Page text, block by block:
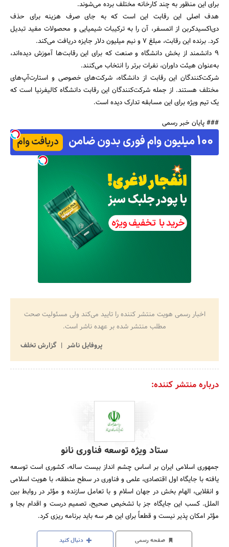
برای این منظور به چند کارخانه مختلف برده می‌شوند.
هدف اصلی این رقابت این است که به جای صرف هزینه برای حذف
دی‌اکسیدکربن از اتمسفر، آن را به ترکیبات شیمیایی و محصولات مفید تبدیل
کرد. برنده این رقابت، مبلغ 7 و نیم میلیون دلار جایزه دریافت می‌کند.
9 دانشمند از بخش دانشگاه و صنعت که برای این رقابت‌ها آموزش دیده‌اند،
به‌عنوان هیئت داوران، نفرات برتر را انتخاب می‌کنند.
شرکت‌کنندگان این رقابت از دانشگاه، شرکت‌های خصوصی و استارت‌آپ‌های
مختلف هستند. از جمله شرکت‌کنندگان این رقابت دانشگاه کالیفرنیا است که
یک تیم ویژه‌ برای این مسابقه تدارک دیده است.
### پایان خبر رسمی
اخبار رسمی هویت منتشر کننده را تایید می‌کند ولی مسئولیت صحت
مطلب منتشر شده بر عهده ناشر است.
پروفایل ناشر
گزارش تخلف
درباره منتشر کننده:
ستاد ویژه توسعه فناوری نانو
جمهوری اسلامی ایران بر اساس چشم انداز بیست ساله، کشوری است توسعه
یافته با جایگاه اول اقتصادی، علمی و فناوری در سطح منطقه، با هویت اسلامی
و انقلابی، الهام بخش در جهان اسلام و با تعامل سازنده و مؤثر در روابط بین
الملل. کسب این جایگاه جز با تشخیص صحیح، تصمیم درست و اقدام بجا و
مؤثر امکان پذیر نیست و قطعاً برای این هر سه باید برنامه ریزی کرد.
صفحه رسمی دنبال کنید